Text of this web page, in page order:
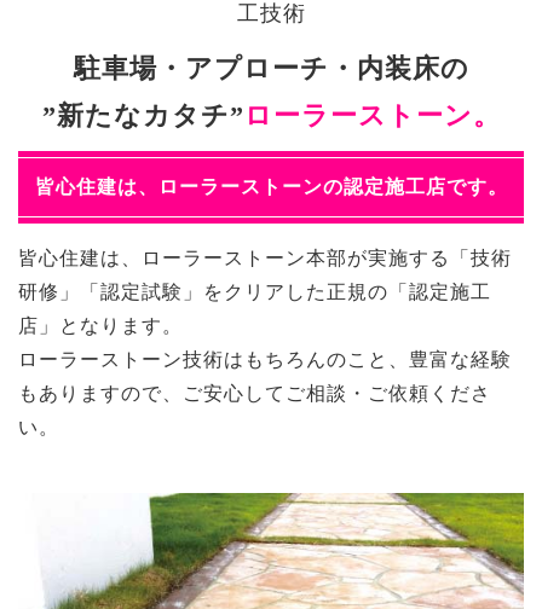
工技術
駐車場・アプローチ・内装床の
”新たなカタチ” ローラーストーン。
皆心住建は、ローラーストーンの認定施工店です。
皆心住建は、ローラーストーン本部が実施する「技術
研修」「認定試験」をクリアした正規の「認定施工
店」となります。
ローラーストーン技術はもちろんのこと、豊富な経験
もありますので、ご安心してご相談・ご依頼くださ
い。